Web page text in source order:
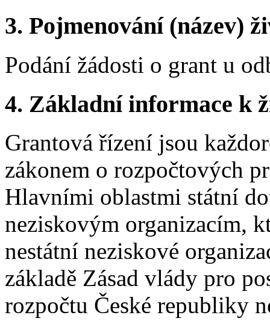
3. Pojmenování (název)
Podání žádosti o grant u
4. Základní informace k
Grantová řízení jsou
zákonem o rozpočtových
Hlavními oblastmi státní
neziskovým organizacím,
nestátní neziskové
základě Zásad vlády pro
rozpočtu České republiky